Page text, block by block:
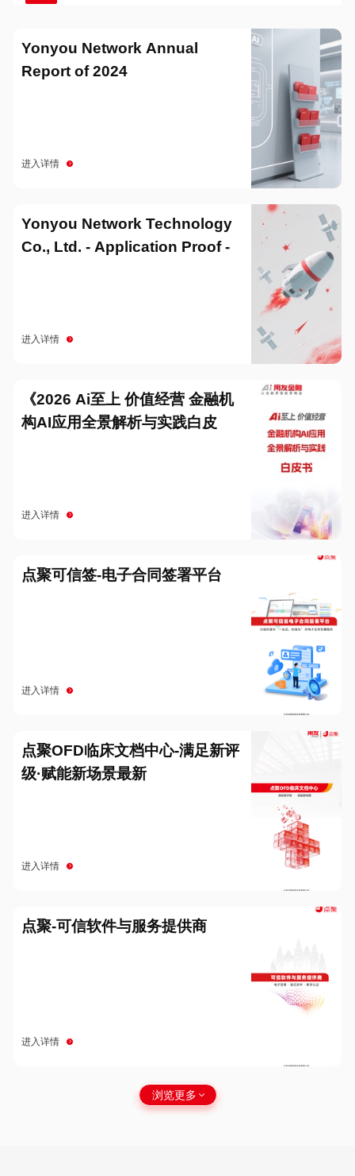
Yonyou Network Annual
Report of 2024
进入详情
Yonyou Network Technology
Co., Ltd. - Application Proof -
进入详情
《2026 Ai至上 价值经营 金融机
构AI应用全景解析与实践白皮
进入详情
点聚可信签-电子合同签署平台
进入详情
点聚OFD临床文档中心-满足新评
级·赋能新场景最新
进入详情
点聚-可信软件与服务提供商
进入详情
浏览更多